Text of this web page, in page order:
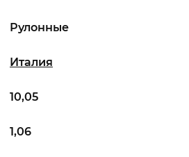
10,05
1,06
Италия
Рулонные